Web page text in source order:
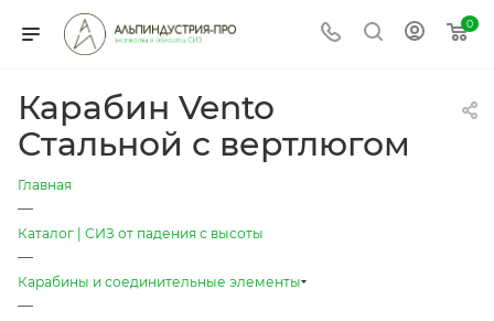
0
Карабин Vento
Стальной с вертлюгом
Главная
—
Каталог | СИЗ от падения с высоты
—
Карабины и соединительные элементы
—